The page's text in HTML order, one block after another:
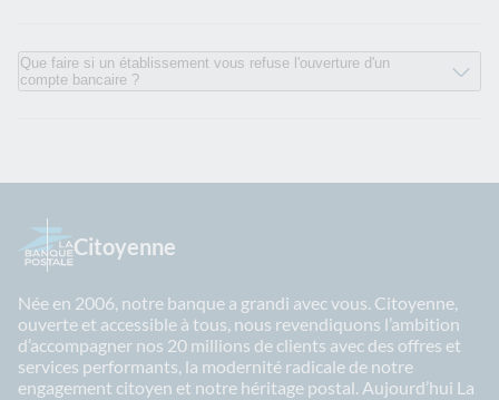
Que faire si un établissement vous refuse l'ouverture d'un
compte bancaire ?
Citoyenne
Née en 2006, notre banque a grandi avec vous. Citoyenne,
ouverte et accessible à tous, nous revendiquons l’ambition
d’accompagner nos 20 millions de clients avec des offres et
services performants, la modernité radicale de notre
engagement citoyen et notre héritage postal. Aujourd’hui La